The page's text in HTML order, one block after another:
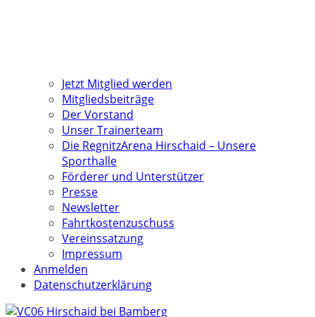
Jetzt Mitglied werden
Mitgliedsbeiträge
Der Vorstand
Unser Trainerteam
Die RegnitzArena Hirschaid – Unsere
Sporthalle
Förderer und Unterstützer
Presse
Newsletter
Fahrtkostenzuschuss
Vereinssatzung
Impressum
Anmelden
Datenschutzerklärung